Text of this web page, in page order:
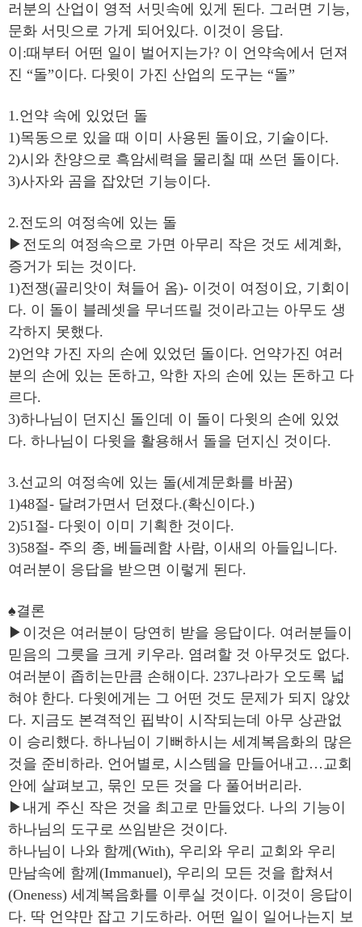
러분의 산업이 영적 서밋속에 있게 된다. 그러면 기능,
문화 서밋으로 가게 되어있다. 이것이 응답.
이:때부터 어떤 일이 벌어지는가? 이 언약속에서 던져
진 “돌”이다. 다윗이 가진 산업의 도구는 “돌”
1.언약 속에 있었던 돌
1)목동으로 있을 때 이미 사용된 돌이요, 기술이다.
2)시와 찬양으로 흑암세력을 물리칠 때 쓰던 돌이다.
3)사자와 곰을 잡았던 기능이다.
2.전도의 여정속에 있는 돌
▶전도의 여정속으로 가면 아무리 작은 것도 세계화,
증거가 되는 것이다.
1)전쟁(골리앗이 쳐들어 옴)- 이것이 여정이요, 기회이
다. 이 돌이 블레셋을 무너뜨릴 것이라고는 아무도 생
각하지 못했다.
2)언약 가진 자의 손에 있었던 돌이다. 언약가진 여러
분의 손에 있는 돈하고, 악한 자의 손에 있는 돈하고 다
르다.
3)하나님이 던지신 돌인데 이 돌이 다윗의 손에 있었
다. 하나님이 다윗을 활용해서 돌을 던지신 것이다.
3.선교의 여정속에 있는 돌(세계문화를 바꿈)
1)48절- 달려가면서 던졌다.(확신이다.)
2)51절- 다윗이 이미 기획한 것이다.
3)58절- 주의 종, 베들레함 사람, 이새의 아들입니다.
여러분이 응답을 받으면 이렇게 된다.
♠결론
▶이것은 여러분이 당연히 받을 응답이다. 여러분들이
믿음의 그릇을 크게 키우라. 염려할 것 아무것도 없다.
여러분이 좁히는만큼 손해이다. 237나라가 오도록 넓
혀야 한다. 다윗에게는 그 어떤 것도 문제가 되지 않았
다. 지금도 본격적인 핍박이 시작되는데 아무 상관없
이 승리했다. 하나님이 기뻐하시는 세계복음화의 많은
것을 준비하라. 언어별로, 시스템을 만들어내고…교회
안에 살펴보고, 묶인 모든 것을 다 풀어버리라.
▶내게 주신 작은 것을 최고로 만들었다. 나의 기능이
하나님의 도구로 쓰임받은 것이다.
하나님이 나와 함께(With), 우리와 우리 교회와 우리
만남속에 함께(Immanuel), 우리의 모든 것을 합쳐서
(Oneness) 세계복음화를 이루실 것이다. 이것이 응답이
다. 딱 언약만 잡고 기도하라. 어떤 일이 일어나는지 보